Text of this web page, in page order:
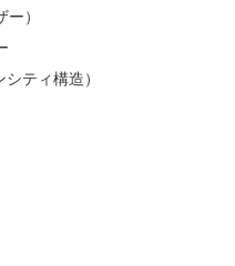
）
ティ構造）